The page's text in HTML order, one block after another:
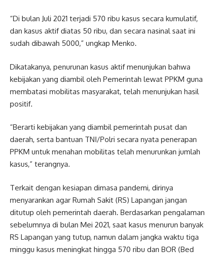
“Di bulan Juli 2021 terjadi 570 ribu kasus secara kumulatif,
dan kasus aktif diatas 50 ribu, dan secara nasinal saat ini
sudah dibawah 5000,” ungkap Menko.
Dikatakanya, penurunan kasus aktif menunjukan bahwa
kebijakan yang diambil oleh Pemerintah lewat PPKM guna
membatasi mobilitas masyarakat, telah menunjukan hasil
positif.
“Berarti kebijakan yang diambil pemerintah pusat dan
daerah, serta bantuan TNI/Polri secara nyata penerapan
PPKM untuk menahan mobilitas telah menurunkan jumlah
kasus,” terangnya.
Terkait dengan kesiapan dimasa pandemi, dirinya
menyarankan agar Rumah Sakit (RS) Lapangan jangan
ditutup oleh pemerintah daerah. Berdasarkan pengalaman
sebelumnya di bulan Mei 2021, saat kasus menurun banyak
RS Lapangan yang tutup, namun dalam jangka waktu tiga
minggu kasus meningkat hingga 570 ribu dan BOR (Bed